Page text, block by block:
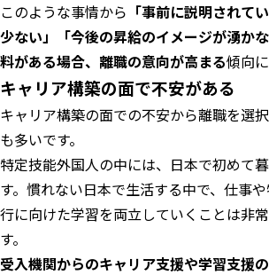
このような事情から
「事前に説明されて
少ない」「今後の昇給のイメージが湧か
料がある場合、離職の意向が高まる傾向に
キャリア構築の面で不安がある
キャリア構築の面での不安から離職を選
も多いです。
特定技能外国人の中には、日本で初めて
す。慣れない日本で生活する中で、仕事
行に向けた学習を両立していくことは非
す。
受入機関からのキャリア支援や学習支援の